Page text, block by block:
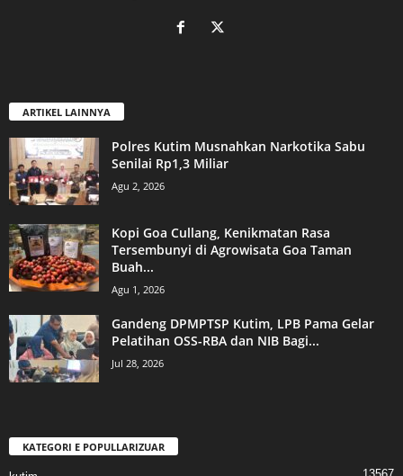
ARTIKEL LAINNYA
Polres Kutim Musnahkan Narkotika Sabu
Senilai Rp1,3 Miliar
Agu 2, 2026
Kopi Goa Cullang, Kenikmatan Rasa
Tersembunyi di Agrowisata Goa Taman
Buah...
Agu 1, 2026
Gandeng DPMPTSP Kutim, LPB Pama Gelar
Pelatihan OSS-RBA dan NIB Bagi...
Jul 28, 2026
KATEGORI E POPULLARIZUAR